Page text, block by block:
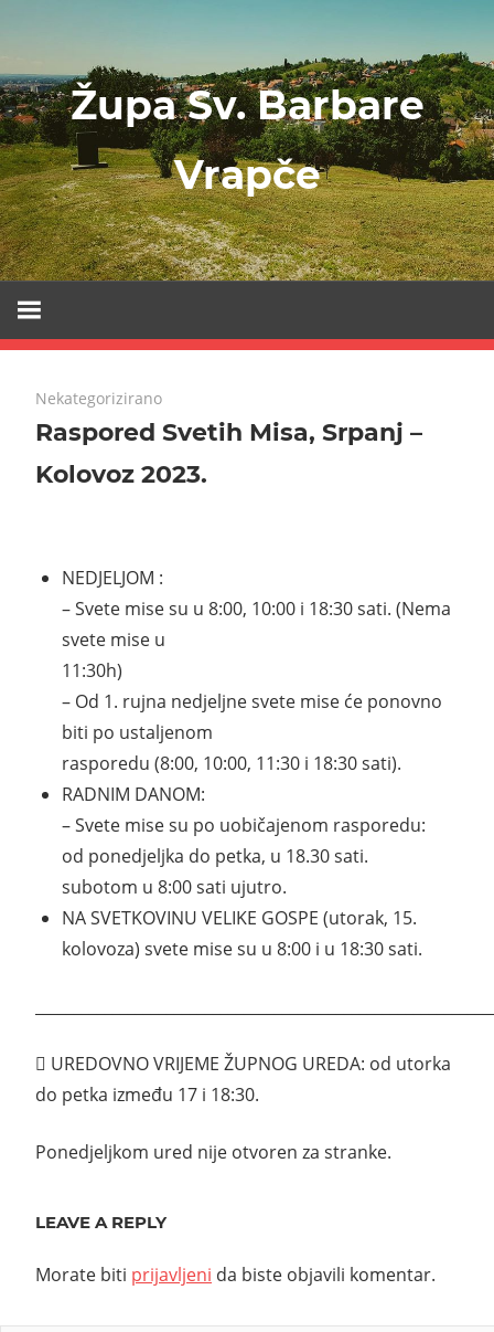
content
Župa Sv. Barbare
Vrapče
Sveta
Barbara
Zagreb
13/07/2023
No comments
Nekategorizirano
Raspored Svetih Misa, Srpanj –
Kolovoz 2023.
NEDJELJOM :
– Svete mise su u 8:00, 10:00 i 18:30 sati. (Nema
svete mise u
11:30h)
– Od 1. rujna nedjeljne svete mise će ponovno
biti po ustaljenom
rasporedu (8:00, 10:00, 11:30 i 18:30 sati).
RADNIM DANOM:
– Svete mise su po uobičajenom rasporedu:
od ponedjeljka do petka, u 18.30 sati.
subotom u 8:00 sati ujutro.
NA SVETKOVINU VELIKE GOSPE (utorak, 15.
kolovoza) svete mise su u 8:00 i u 18:30 sati.
 UREDOVNO VRIJEME ŽUPNOG UREDA: od utorka
do petka između 17 i 18:30.
Ponedjeljkom ured nije otvoren za stranke.
LEAVE A REPLY
Morate biti prijavljeni da biste objavili komentar.